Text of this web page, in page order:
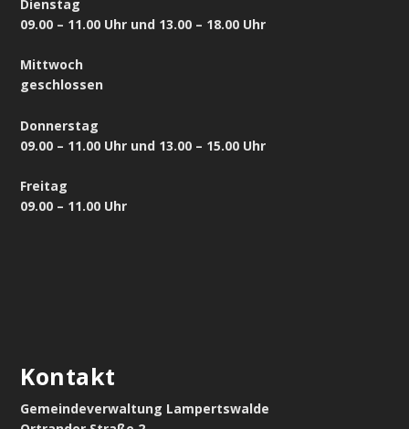
Dienstag
09.00 – 11.00 Uhr und 13.00 – 18.00 Uhr
Mittwoch
geschlossen
Donnerstag
09.00 – 11.00 Uhr und 13.00 – 15.00 Uhr
Freitag
09.00 – 11.00 Uhr
Kontakt
Gemeindeverwaltung Lampertswalde